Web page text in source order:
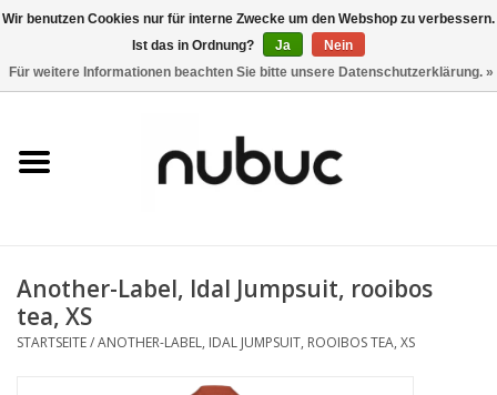
0 Artikel - CHF 0,00
Damen
Accessoires
Another-Label, Idal Jumpsuit, rooibos
tea, XS
STARTSEITE/ANOTHER-LABEL, IDAL JUMPSUIT, ROOIBOS TEA, XS
Wir benutzen Cookies nur für interne Zwecke um den Webshop zu verbessern.
Ist das in Ordnung?
Ja
Nein
Für weitere Informationen beachten Sie bitte unsere Datenschutzerklärung. »